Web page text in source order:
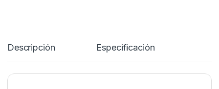
Descripción Especificación